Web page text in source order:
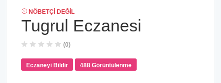
NÖBETÇI DEĞIL
Tugrul Eczanesi
(0)
Eczaneyi Bildir 488 Görüntülenme